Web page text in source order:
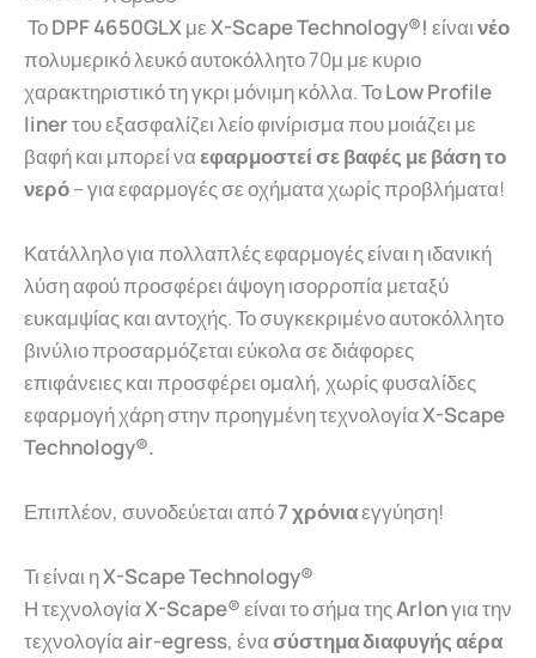
ΤοDPF 4650GLX μεX-Scape Technology®! είναινέο
πολυμερικό λευκό αυτοκόλλητο 70μ με κυριο
χαρακτηριστικό τη γκρι μόνιμη κόλλα. ΤοLow Profile
linerτου εξασφαλίζει λείο φινίρισμα που μοιάζει με
βαφή και μπορεί ναεφαρμοστεί σε βαφές με βάση το
νερό– για εφαρμογές σε οχήματα χωρίς προβλήματα!
Κατάλληλο για πολλαπλές εφαρμογές είναι η ιδανική
λύση αφού προσφέρει άψογη ισορροπία μεταξύ
ευκαμψίας και αντοχής. Το συγκεκριμένο αυτοκόλλητο
βινύλιο προσαρμόζεται εύκολα σε διάφορες
επιφάνειες και προσφέρει ομαλή, χωρίς φυσαλίδες
εφαρμογή χάρη στην προηγμένη τεχνολογίαX-Scape
Technology®.
Επιπλέον, συνοδεύεται από7 χρόνιαεγγύηση!
Τι είναι ηX-Scape Technology®
Η τεχνολογίαX-Scape®είναι το σήμα τηςArlonγια την
τεχνολογίαair-egress, ένασύστημα διαφυγής αέρα